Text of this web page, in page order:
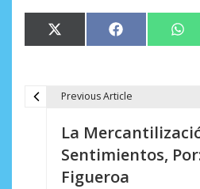
Compartir
en
X
(Twitter)
Compartir
en
Facebook
en
Previous Article
La
Sentimientos,
Figueroa